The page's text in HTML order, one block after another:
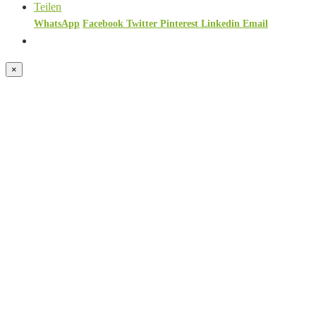
Teilen
WhatsApp Facebook Twitter Pinterest Linkedin Email
×